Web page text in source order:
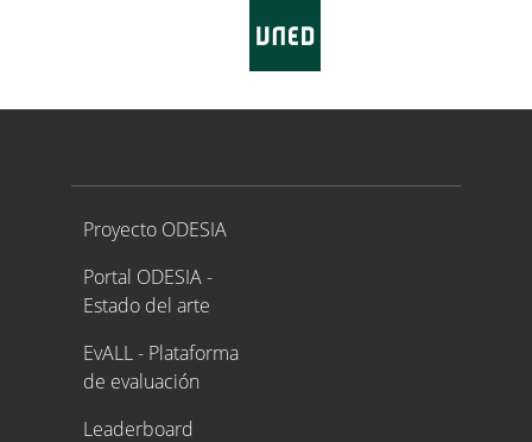
Proyecto ODESIA
Proyecto ODESIA
Portal ODESIA -
Estado del arte
EvALL - Plataforma
de evaluación
Leaderboard